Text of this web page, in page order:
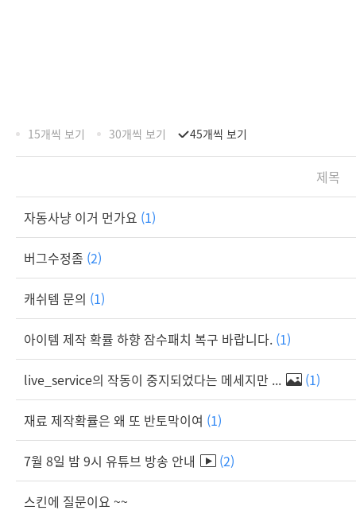
15개씩 보기 30개씩 보기 45개씩 보기
제목
자동사냥 이거 먼가요 (1)
버그수정좀 (2)
캐쉬템 문의 (1)
아이템 제작 확률 하향 잠수패치 복구 바랍니다. (1)
live_service의 작동이 중지되었다는 메세지만 ... (1)
재료 제작확률은 왜 또 반토막이여 (1)
7월 8일 밤 9시 유튜브 방송 안내 (2)
스킨에 질문이요 ~~